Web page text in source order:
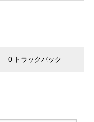
0 トラックバック